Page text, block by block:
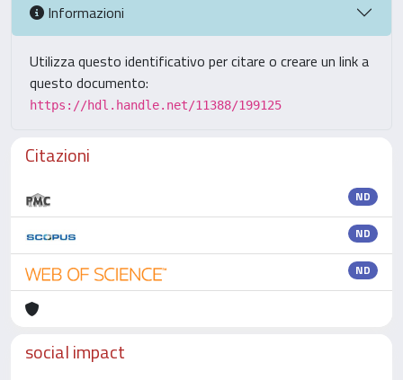
Informazioni
Utilizza questo identificativo per citare o creare un link a
questo documento:
https://hdl.handle.net/11388/199125
Citazioni
ND
ND
ND
social impact